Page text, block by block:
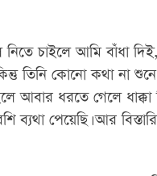
চাইলে আমি বাঁধা
তিনি কোনো কথা না শুনে
আবার ধরতে গেলে ধাক্কা
ব্যথা পেয়েছি। আর